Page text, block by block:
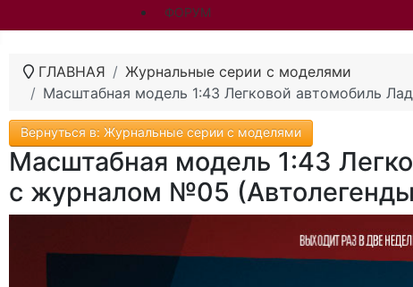
ФОРУМ
ГЛАВНАЯ
Журнальные серии с моделями
Масштабная модель 1:43 Легковой автомобиль
Вернуться в: Журнальные серии с моделями
Масштабная модель 1:43
с журналом №05